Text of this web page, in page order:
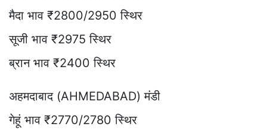
मैदा भाव ₹2800/2950 स्थिर
सूजी भाव ₹2975 स्थिर
ब्रान भाव ₹2400 स्थिर
अहमदाबाद (AHMEDABAD) मंडी
गेहूं भाव ₹2770/2780 स्थिर